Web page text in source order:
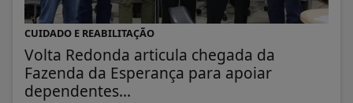
CUIDADO E REABILITAÇÃO
Volta Redonda articula chegada da
Fazenda da Esperança para apoiar
dependentes...